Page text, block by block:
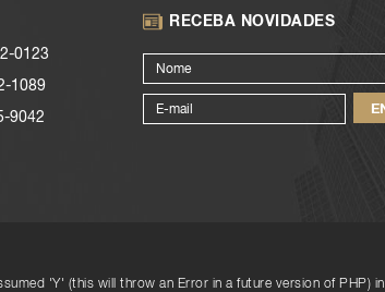
0123
1089
9042
RECEBA NOVIDADES
'Y' (this will throw an Error in a future version of PHP) in